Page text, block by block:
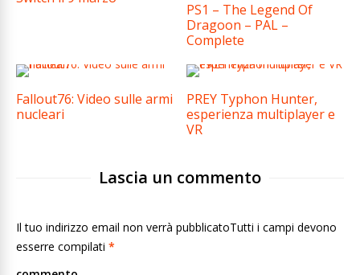
PS1 – The Legend Of
Dragoon – PAL –
Complete
Fallout76: Video sulle armi
nucleari
PREY Typhon Hunter,
esperienza multiplayer e
VR
Lascia un commento
Il tuo indirizzo email non verrà pubblicatoTutti i campi devono
esserre compilati *